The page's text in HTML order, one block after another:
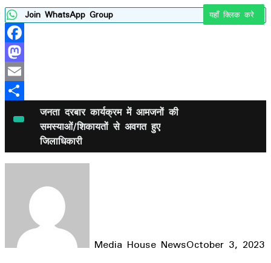
Join WhatsApp Group यहाँ क्लिक करे
Facebook
Mastodon
Email
जनता दरबार कार्यक्रम में आमजनों की
समस्याओं/शिकायतों से अवगत हुए
जिलाधिकारी
Media House NewsOctober 3, 2023